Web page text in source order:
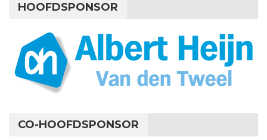
HOOFDSPONSOR
CO-HOOFDSPONSOR